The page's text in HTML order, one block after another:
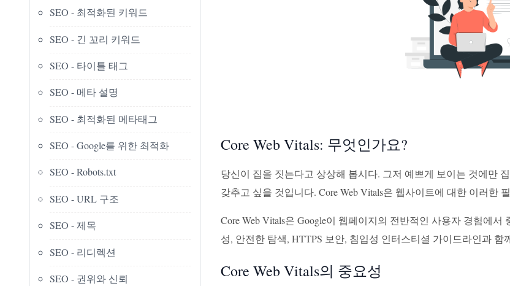
SEO - 최적화된 키워드
SEO - 긴 꼬리 키워드
SEO - 타이틀 태그
SEO - 메타 설명
SEO - 최적화된 메타태그
SEO - Google를 위한 최적화
SEO - Robots.txt
SEO - URL 구조
SEO - 제목
SEO - 리디렉션
SEO - 권위와 신뢰
Core Web Vitals: 무엇인가요?
당신이 집을 짓는다고 상상해 봅시다. 그저 예쁘게 보이는 것에만
갖추고 싶을 것입니다. Core Web Vitals은 웹사이트에 대한 이러한
Core Web Vitals은 Google이 웹페이지의 전반적인 사용자 경험에
성, 안전한 탐색, HTTPS 보안, 침입성 인터스티셜 가이드라인과
Core Web Vitals의 중요성